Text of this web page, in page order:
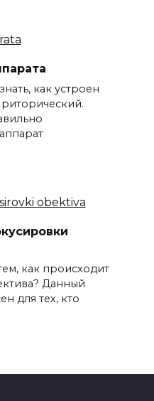
как устроен
как происходит
Данный
для тех, кто